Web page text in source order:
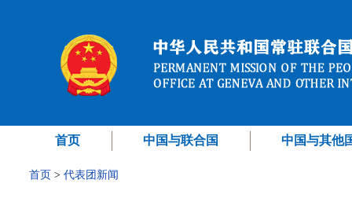
首页 中国与联合国 中国与其他
首页 > 代表团新闻